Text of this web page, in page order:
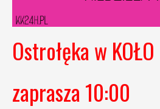
Ostrołęka w
zaprasza 10:00